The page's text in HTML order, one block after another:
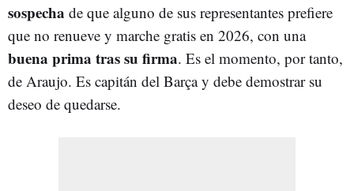
sospecha de que alguno de sus representantes prefiere
que no renueve y marche gratis en 2026, con una
buena prima tras su firma. Es el momento, por tanto,
de Araujo. Es capitán del Barça y debe demostrar su
deseo de quedarse.